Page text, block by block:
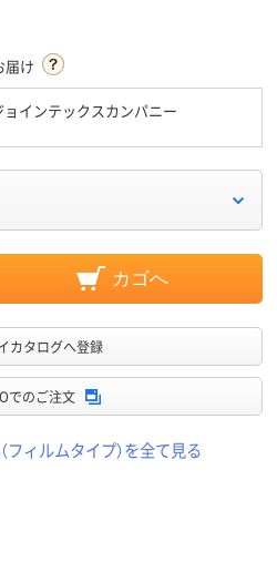
届け
インテックスカンパニー
カゴへ
カタログへ登録
でのご注文
ィルムタイプ）を全て見る